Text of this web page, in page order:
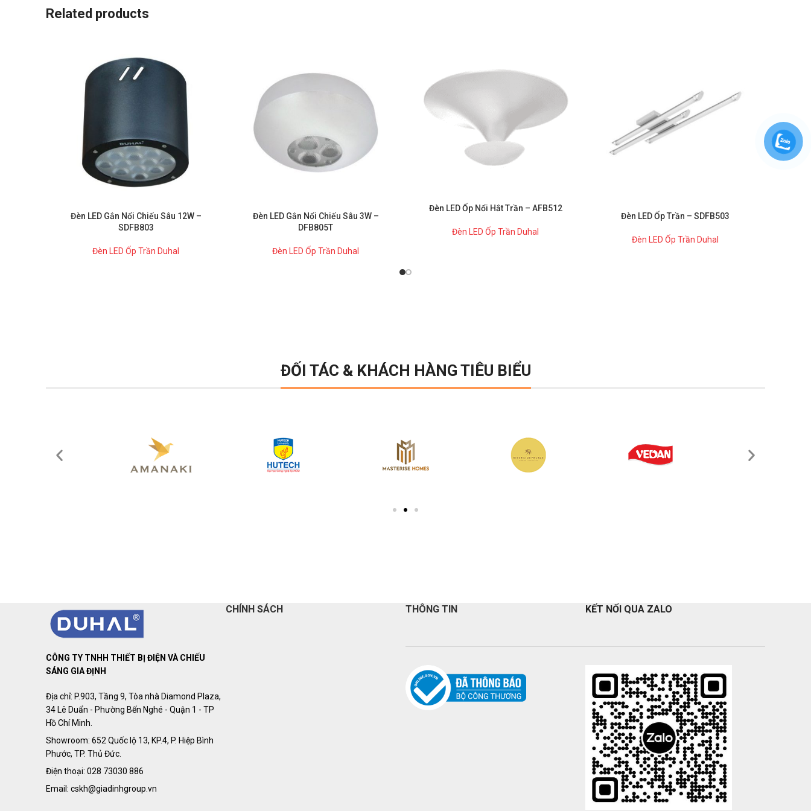
Related products
Đèn LED Gắn Nổi Chiếu Sâu 12W –
SDFB803
Đèn LED Ốp Trần Duhal
Đèn LED Gắn Nổi Chiếu Sâu 3W –
DFB805T
Đèn LED Ốp Trần Duhal
Đèn LED Ốp Nổi Hắt Trần – AFB512
Đèn LED Ốp Trần Duhal
Đèn LED Ốp Trần – SDFB503
Đèn LED Ốp Trần Duhal
ĐỐI TÁC & KHÁCH HÀNG TIÊU BIỂU
CÔNG TY TNHH THIẾT BỊ ĐIỆN VÀ CHIẾU
SÁNG GIA ĐỊNH
Địa chỉ: P.903, Tầng 9, Tòa nhà Diamond Plaza,
34 Lê Duẩn - Phường Bến Nghé - Quận 1 - TP
Hồ Chí Minh.
Showroom: 652 Quốc lộ 13, KP.4, P. Hiệp Bình
Phước, TP. Thủ Đức.
Điện thoại: 028 73030 886
Email: cskh@giadinhgroup.vn
CHÍNH SÁCH THÔNG TIN KẾT NỐI QUA ZALO